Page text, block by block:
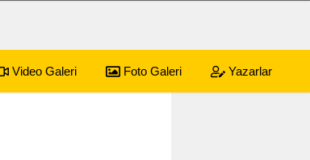
Video Galeri Foto Galeri Yazarlar